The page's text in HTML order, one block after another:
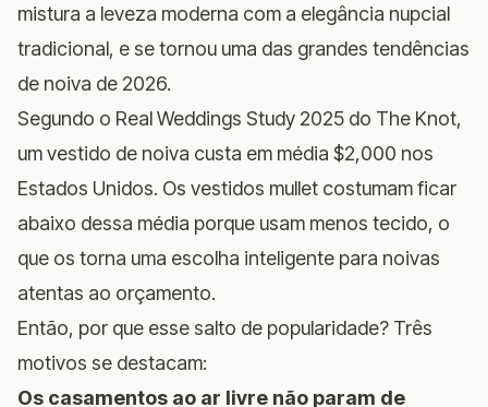
mistura a leveza moderna com a elegância nupcial
tradicional, e se tornou uma das grandes tendências
de noiva de 2026.
Segundo o Real Weddings Study 2025 do The Knot,
um vestido de noiva custa em média $2,000 nos
Estados Unidos. Os vestidos mullet costumam ficar
abaixo dessa média porque usam menos tecido, o
que os torna uma escolha inteligente para noivas
atentas ao orçamento.
Então, por que esse salto de popularidade? Três
motivos se destacam:
Os casamentos ao ar livre não param de